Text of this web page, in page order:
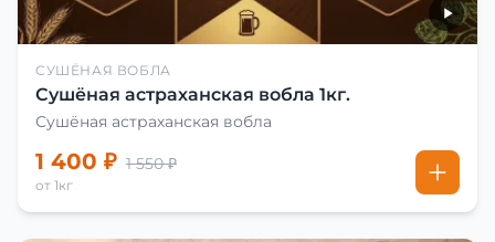
СУШЁНАЯ ВОБЛА
Сушёная астраханская вобла 1кг.
Сушёная астраханская вобла
1 400 ₽ 1 550 ₽
от 1кг